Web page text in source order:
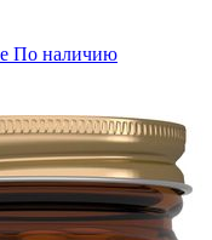
По наличию